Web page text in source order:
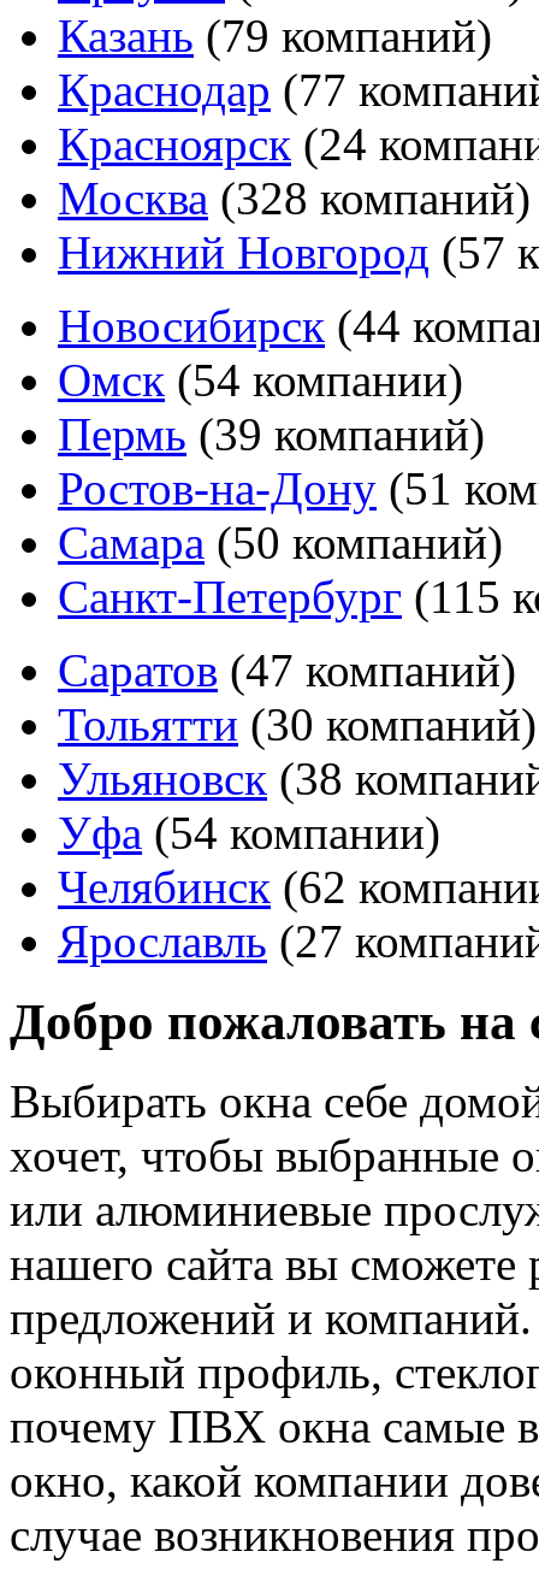
Казань (79 компаний)
Краснодар (77
Красноярск (24
Москва (328 компаний)
Нижний Новгород (57
Новосибирск (44
Омск (54 компании)
Пермь (39 компаний)
Ростов-на-Дону (51
Самара (50 компаний)
Санкт-Петербург (115
Саратов (47 компаний)
Тольятти (30 компаний)
Ульяновск (38
Уфа (54 компании)
Челябинск (62
Ярославль (27
Добро пожаловать
Выбирать окна себе
хочет, чтобы выбранные
или алюминиевые
нашего сайта вы сможете
предложений и
оконный профиль,
почему ПВХ окна самые
окно, какой компании
случае возникновения